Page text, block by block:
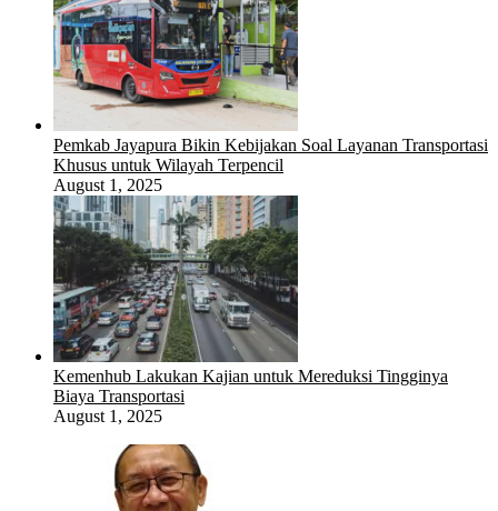
Pemkab Jayapura Bikin Kebijakan Soal Layanan Transportasi
Khusus untuk Wilayah Terpencil
August 1, 2025
Kemenhub Lakukan Kajian untuk Mereduksi Tingginya
Biaya Transportasi
August 1, 2025